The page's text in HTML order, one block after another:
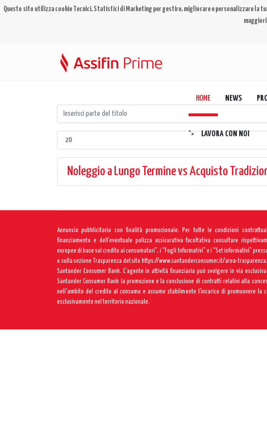
Questo sito utilizza cookie Tecnici, Statistici di Marketing per gestire, migliorare e personalizzare la
HOME NEWS
"> LAVORA CON NOI
Noleggio a Lungo Termine vs Acquisto
Annuncio pubblicitario con finalità promozionale. Per tutte le condizioni
finanziamento e dell’eventuale polizza assicurativa facoltativa consultare
europee di base sul credito ai consumatori”, i “Fogli Informativi” e i “Set informativi”
o sulla sezione Trasparenza del sito https://www.santanderconsumer.it/area-trasparenza
Santander Consumer Bank. L'agente in attività finanziaria può svolgere in via
Santander Consumer Bank la promozione e la conclusione di contratti relativi alla
nell'ambito del credito al consumo e assume stabilmente l’incarico di promuovere la
esclusivamente nel territorio nazionale.